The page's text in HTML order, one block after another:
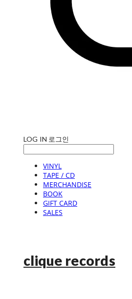
LOG IN 로그인
VINYL
TAPE / CD
MERCHANDISE
BOOK
GIFT CARD
SALES
clique records